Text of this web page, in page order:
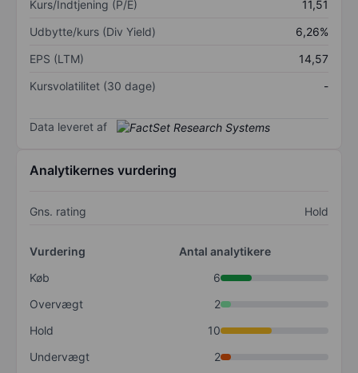
Kurs/Indtjening (P/E)
11,51
Udbytte/kurs (Div Yield)
6,26%
EPS (LTM)
14,57
Kursvolatilitet (30 dage)
-
Data leveret af
Analytikernes vurdering
Gns. rating Hold
Vurdering
Antal analytikere
Køb
6
Overvægt
2
Hold
10
Undervægt
2